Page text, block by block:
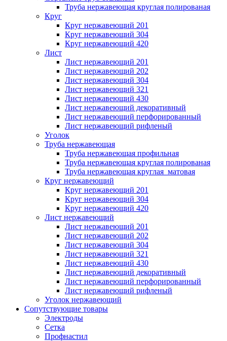
Труба нержавеющая круглая полированая
Круг
Круг нержавеющий 201
Круг нержавеющий 304
Круг нержавеющий 420
Лист
Лист нержавеющий 201
Лист нержавеющий 202
Лист нержавеющий 304
Лист нержавеющий 321
Лист нержавеющий 430
Лист нержавеющий декоративный
Лист нержавеющий перфорированный
Лист нержавеющий рифленый
Уголок
Труба нержавеющая
Труба нержавеющая профильная
Труба нержавеющая круглая полированая
Труба нержавеющая круглая матовая
Круг нержавеющий
Круг нержавеющий 201
Круг нержавеющий 304
Круг нержавеющий 420
Лист нержавеющий
Лист нержавеющий 201
Лист нержавеющий 202
Лист нержавеющий 304
Лист нержавеющий 321
Лист нержавеющий 430
Лист нержавеющий декоративный
Лист нержавеющий перфорированный
Лист нержавеющий рифленый
Уголок нержавеющий
Cопутствующие товары
Электроды
Сетка
Профнастил